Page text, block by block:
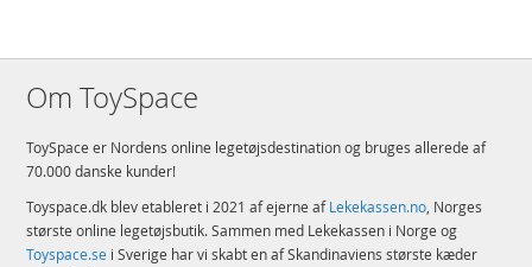
Om ToySpace
ToySpace er Nordens online legetøjsdestination og bruges allerede af
70.000 danske kunder!
Toyspace.dk blev etableret i 2021 af ejerne afLekekassen.no, Norges
største online legetøjsbutik. Sammen med Lekekassen i Norge og
Toyspace.se i Sverige har vi skabt en af Skandinaviens største kæder